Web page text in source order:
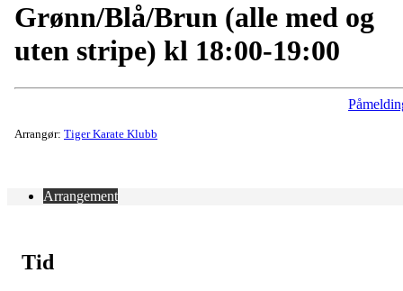
Grønn/Blå/Brun (alle med og
uten stripe) kl 18:00-19:00
Arrangør: Tiger Karate Klubb
Arrangement
Tid